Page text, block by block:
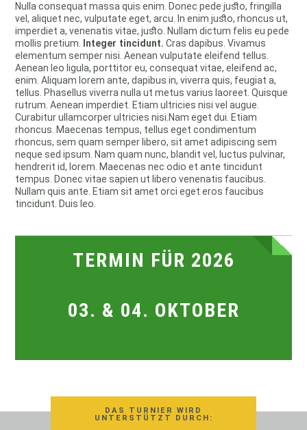
Nulla consequat massa quis enim. Donec pede justo, fringilla
vel, aliquet nec, vulputate eget, arcu. In enim justo, rhoncus ut,
imperdiet a, venenatis vitae, justo. Nullam dictum felis eu pede
mollis pretium.
Integer tincidunt. Cras dapibus. Vivamus
elementum semper nisi. Aenean vulputate eleifend tellus.
Aenean leo ligula, porttitor eu, consequat vitae, eleifend ac,
enim. Aliquam lorem ante, dapibus in, viverra quis, feugiat a,
tellus. Phasellus viverra nulla ut metus varius laoreet. Quisque
rutrum. Aenean imperdiet. Etiam ultricies nisi vel augue.
Curabitur ullamcorper ultricies nisi.Nam eget dui. Etiam
rhoncus. Maecenas tempus, tellus eget condimentum
rhoncus, sem quam semper libero, sit amet adipiscing sem
neque sed ipsum. Nam quam nunc, blandit vel, luctus pulvinar,
hendrerit id, lorem. Maecenas nec odio et ante tincidunt
tempus. Donec vitae sapien ut libero venenatis faucibus.
Nullam quis ante. Etiam sit amet orci eget eros faucibus
tincidunt. Duis leo.
TERMIN FÜR 2026
03. & 04. OKTOBER
DAS TURNIER WIRD
UNTERSTÜTZT DURCH: